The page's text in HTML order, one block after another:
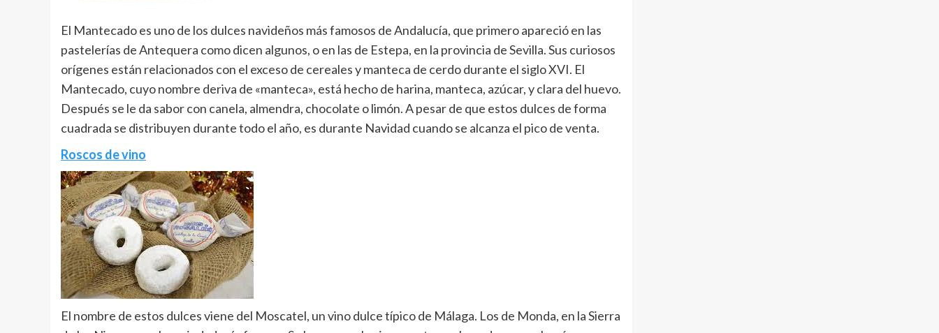
El Mantecado es uno de los dulces navideños más famosos de Andalucía, que primero apareció en las
pastelerías de Antequera como dicen algunos, o en las de Estepa, en la provincia de Sevilla. Sus curiosos
orígenes están relacionados con el exceso de cereales y manteca de cerdo durante el siglo XVI. El
Mantecado, cuyo nombre deriva de «manteca», está hecho de harina, manteca, azúcar, y clara del huevo.
Después se le da sabor con canela, almendra, chocolate o limón. A pesar de que estos dulces de forma
cuadrada se distribuyen durante todo el año, es durante Navidad cuando se alcanza el pico de venta.
Roscos de vino
El nombre de estos dulces viene del Moscatel, un vino dulce típico de Málaga. Los de Monda, en la Sierra